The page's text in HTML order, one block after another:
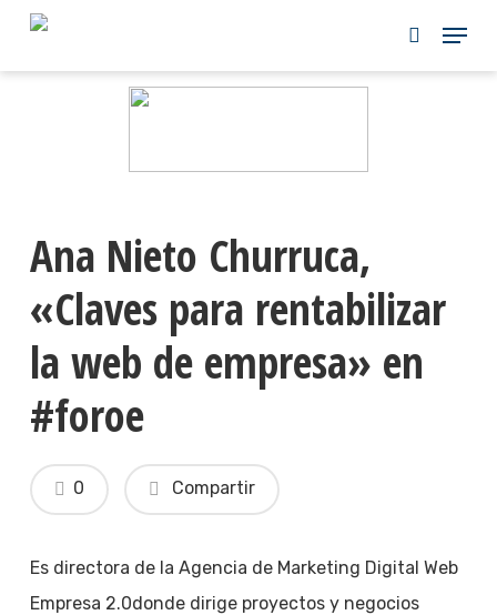
Skip
Ana Nieto Churruca,
«Claves para rentabilizar
la web de empresa» en
#foroe
Compartir
0
Es directora de la Agencia de Marketing Digital Web
Empresa 2.0donde dirige proyectos y negocios